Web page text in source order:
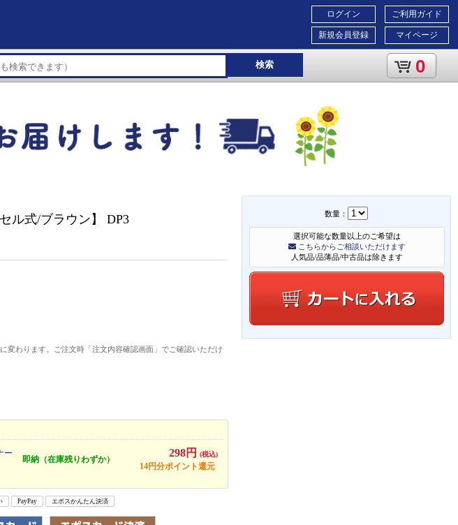
ご利用ガイド
マイページ
ログイン
新規会員登録
検索 0
数量：
選択可能な数量以上のご希望は
こちらからご相談いただけます
人気品/品薄品/中古品は除きます
ル式/ブラウン】 DP3
変わります。ご注文時「注文内容確認画面」でご確認いただけ
ー
即納（在庫残りわずか）
298円 (税込)
14円分ポイント還元
PayPay エポスかんたん決済